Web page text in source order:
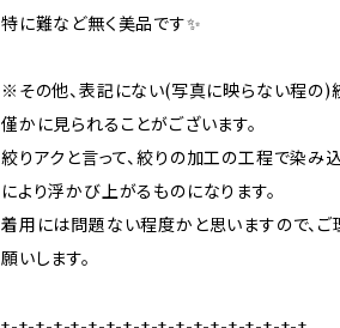
特に難など無く美品です✨
※その他、表記にない(写真に映らない程の)
僅かに見られることがございます。
絞りアクと言って、絞りの加工の工程で染
により浮かび上がるものになります。
着用には問題ない程度かと思いますので、ご
願いします。